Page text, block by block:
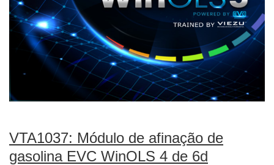
VTA1037: Módulo de afinação de
gasolina EVC WinOLS 4 de 6d